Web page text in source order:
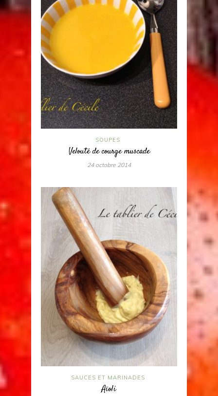
SOUPES
Velouté de courge muscade
24 octobre 2014
SAUCES ET MARINADES
Aïoli